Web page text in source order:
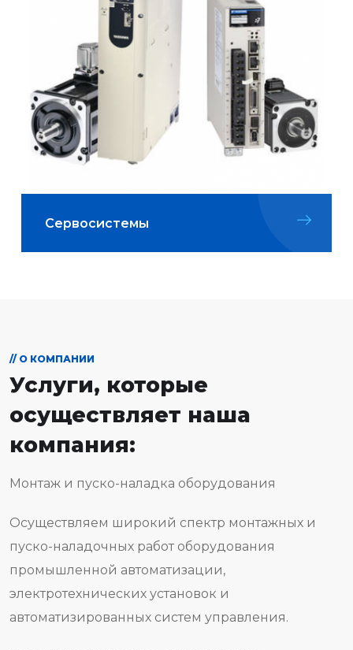
Сервосистемы
// О КОМПАНИИ
Услуги, которые
осуществляет наша
компания:
Монтаж и пуско-наладка оборудования
Осуществляем широкий спектр монтажных и
пуско-наладочных работ оборудования
промышленной автоматизации,
электротехнических установок и
автоматизированных систем управления.